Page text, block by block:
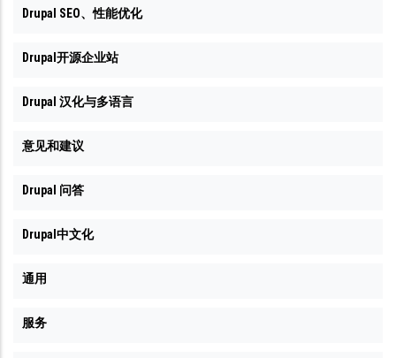
Drupal SEO、性能优化
Drupal开源企业站
Drupal 汉化与多语言
意见和建议
Drupal 问答
Drupal中文化
通用
服务